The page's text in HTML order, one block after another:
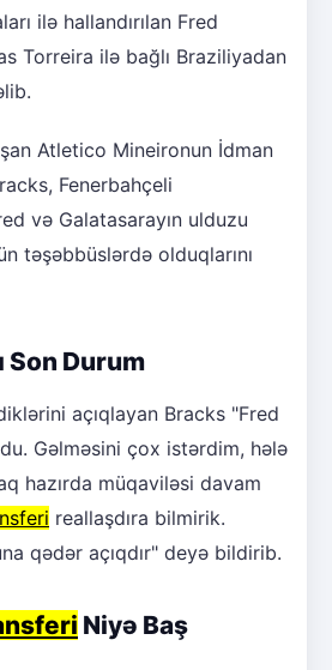
ilə hallandırılan Fred
Torreira ilə bağlı Braziliyadan
Atletico Mineironun İdman
Fenerbahçeli
və Galatasarayın ulduzu
təşəbbüslərdə olduqlarını
Son Durum
açıqlayan Bracks "Fred
Gəlməsini çox istərdim, hələ
hazırda müqaviləsi davam
reallaşdıra bilmirik.
qədər açıqdır" deyə bildirib.
Niyə Baş